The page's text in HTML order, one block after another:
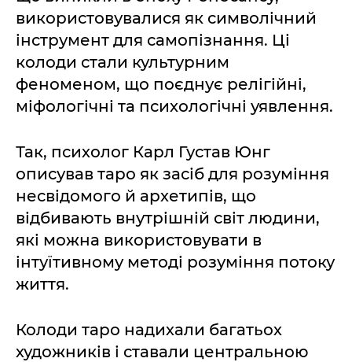
використовувалися як символічний
інструмент для самопізнання. Ці
колоди стали культурним
феноменом, що поєднує релігійні,
міфологічні та психологічні уявлення.
Так, психолог Карл Густав Юнг
описував таро як засіб для розуміння
несвідомого й архетипів, що
відбивають внутрішній світ людини,
які можна використовувати в
інтуїтивному методі розуміння потоку
життя.
Колоди таро надихали багатьох
художників і ставали центральною